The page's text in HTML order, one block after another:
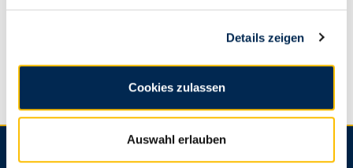
Details zeigen
Cookies zulassen
Auswahl erlauben
Hammerwerk Fridingen GmbH
Umform- und Bearbeitungstechnik